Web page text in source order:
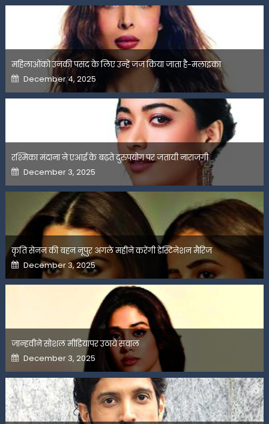
महिलाओंको उनकी पसंद के लिए उन्हें जज किया जाता है-मलाइका
Posted
on
December 4, 2025
रश्मिका मंदाना ने एआई के बढ़ते दुरुपयोग पर जतायी नाराजगी
Posted
on
December 3, 2025
कृति सेनन की बहन नूपुर अगले महीने करेंगी डेस्टिनेशन मैरिज
Posted
on
December 3, 2025
जान्हवीने सोशल मीडियापर उठाये सवाल
Posted
on
December 3, 2025